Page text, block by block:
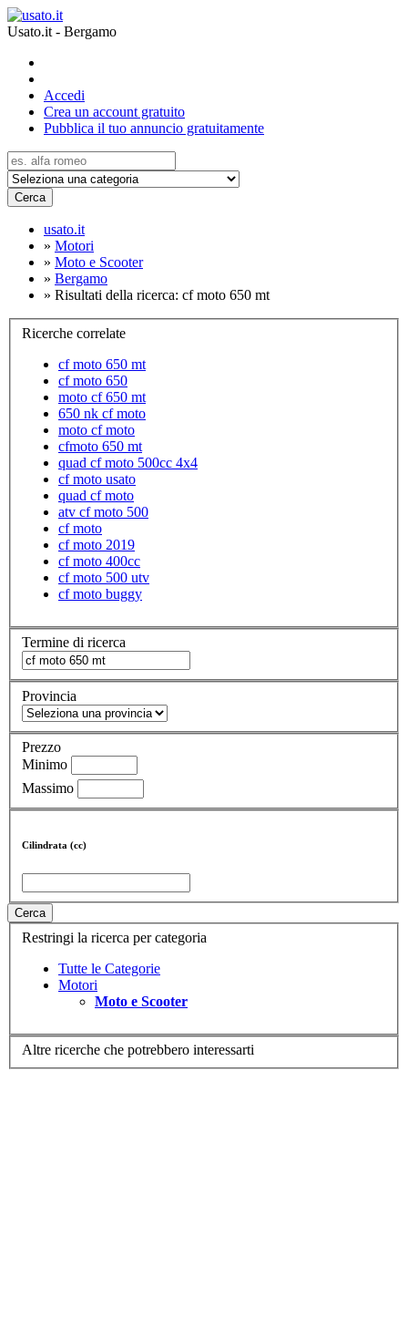
Usato.it - Bergamo
Accedi
Crea un account gratuito
Pubblica il tuo annuncio gratuitamente
Cerca
usato.it
» Motori
» Moto e Scooter
» Bergamo
» Risultati della ricerca: cf moto 650 mt
Ricerche correlate
cf moto 650 mt
cf moto 650
moto cf 650 mt
650 nk cf moto
moto cf moto
cfmoto 650 mt
quad cf moto 500cc 4x4
cf moto usato
quad cf moto
atv cf moto 500
cf moto
cf moto 2019
cf moto 400cc
cf moto 500 utv
cf moto buggy
Termine di ricerca
Provincia
Prezzo
Minimo
Massimo
Cilindrata (cc)
Cerca
Restringi la ricerca per categoria
Tutte le Categorie
Motori
Moto e Scooter
Altre ricerche che potrebbero interessarti